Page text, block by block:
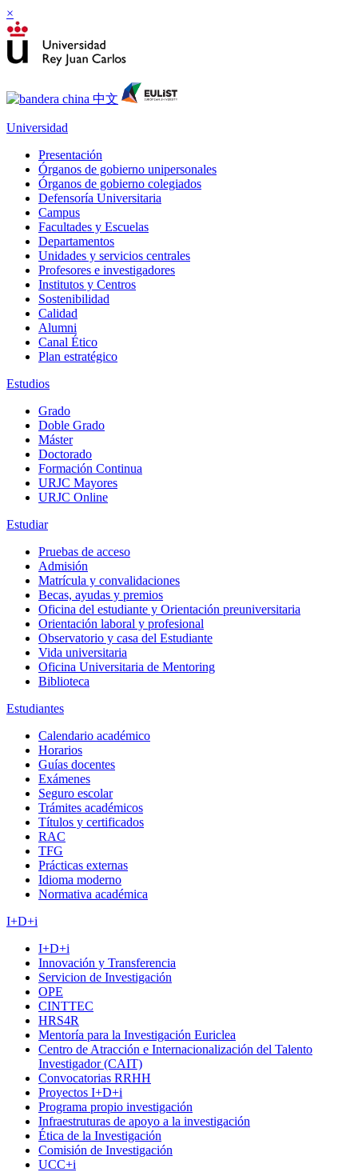
×
Universidad
Presentación
Órganos de gobierno unipersonales
Órganos de gobierno colegiados
Defensoría Universitaria
Campus
Facultades y Escuelas
Departamentos
Unidades y servicios centrales
Profesores e investigadores
Institutos y Centros
Sostenibilidad
Calidad
Alumni
Canal Ético
Plan estratégico
Estudios
Grado
Doble Grado
Máster
Doctorado
Formación Continua
URJC Mayores
URJC Online
Estudiar
Pruebas de acceso
Admisión
Matrícula y convalidaciones
Becas, ayudas y premios
Oficina del estudiante y Orientación preuniversitaria
Orientación laboral y profesional
Observatorio y casa del Estudiante
Vida universitaria
Oficina Universitaria de Mentoring
Biblioteca
Estudiantes
Calendario académico
Horarios
Guías docentes
Exámenes
Seguro escolar
Trámites académicos
Títulos y certificados
RAC
TFG
Prácticas externas
Idioma moderno
Normativa académica
I+D+i
I+D+i
Innovación y Transferencia
Servicion de Investigación
OPE
CINTTEC
HRS4R
Mentoría para la Investigación Euriclea
Centro de Atracción e Internacionalización del Talento
Investigador (CAIT)
Convocatorias RRHH
Proyectos I+D+i
Programa propio investigación
Infraestruturas de apoyo a la investigación
Ética de la Investigación
Comisión de Investigación
UCC+i